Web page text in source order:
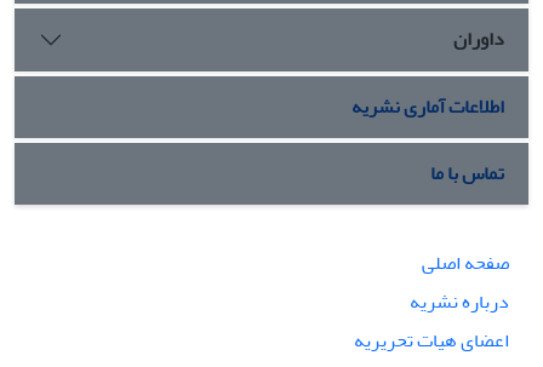
داوران
اطلاعات آماری نشریه
تماس با ما
صفحه اصلی
درباره نشریه
اعضای هیات تحریریه